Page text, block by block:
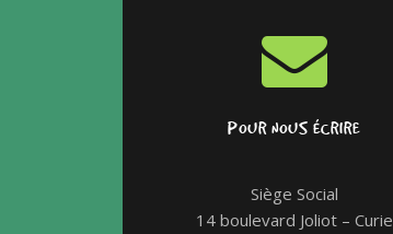
POUR NOUS ÉCRIRE
Siège Social
14 boulevard Joliot – Curie